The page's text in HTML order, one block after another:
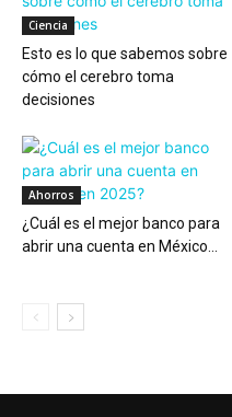
Ciencia
Esto es lo que sabemos sobre
cómo el cerebro toma
decisiones
Ahorros
¿Cuál es el mejor banco para
abrir una cuenta en México...